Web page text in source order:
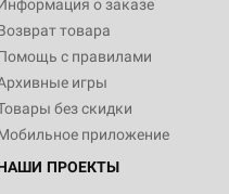
о заказе
товара
с правилами
игры
без скидки
приложение
ПРОЕКТЫ